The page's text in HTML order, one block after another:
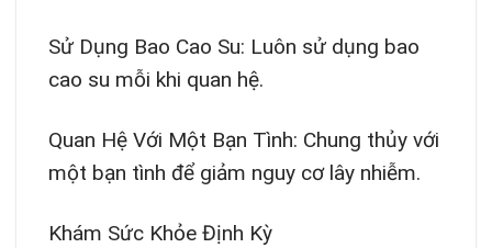
Sử Dụng Bao Cao Su: Luôn sử dụng bao
cao su mỗi khi quan hệ.
Quan Hệ Với Một Bạn Tình: Chung thủy với
một bạn tình để giảm nguy cơ lây nhiễm.
Khám Sức Khỏe Định Kỳ